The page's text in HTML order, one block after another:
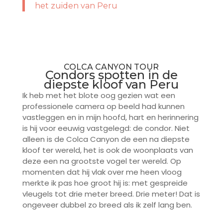
het zuiden van Peru
COLCA CANYON TOUR
Condors spotten in de
diepste kloof van Peru
Ik heb met het blote oog gezien wat een
professionele camera op beeld had kunnen
vastleggen en in mijn hoofd, hart en herinnering
is hij voor eeuwig vastgelegd: de condor. Niet
alleen is de Colca Canyon de een na diepste
kloof ter wereld, het is ook de woonplaats van
deze een na grootste vogel ter wereld. Op
momenten dat hij vlak over me heen vloog
merkte ik pas hoe groot hij is: met gespreide
vleugels tot drie meter breed. Drie meter! Dat is
ongeveer dubbel zo breed als ik zelf lang ben.